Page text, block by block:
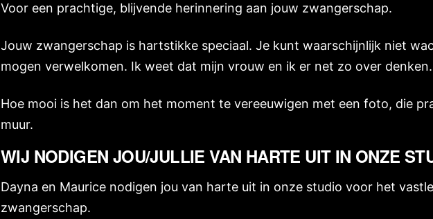
Voor een prachtige, blijvende herinnering aan jouw zwangerschap.
Jouw zwangerschap is hartstikke speciaal. Je kunt waarschijnlijk niet
mogen verwelkomen. Ik weet dat mijn vrouw en ik er net zo over denken.
Hoe mooi is het dan om het moment te vereeuwigen met een foto, die
muur.
WIJ NODIGEN JOU/JULLIE VAN HARTE UIT IN ONZE
Dayna en Maurice nodigen jou van harte uit in onze studio voor het
zwangerschap.